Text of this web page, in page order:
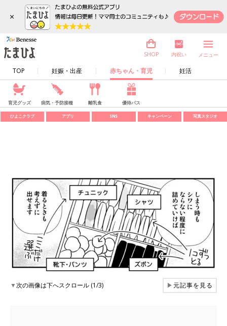
×
TOP 妊娠・出産 赤ちゃん・育児 妊活
SHOP 内祝い メニュー
育児グッズ 病気・予防接種 離乳食 優待パス
ひよこクラブ アプリ SNS キャンペーン 写真スタジオ
▼次の画像は下へスクロール (1/3) ▶元記事を見る